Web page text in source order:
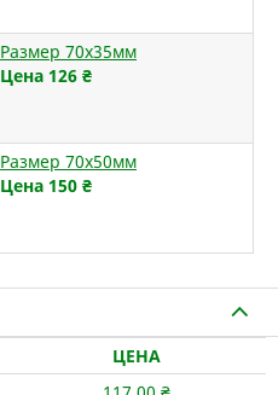
Размер 70х35мм
Цена 126 ₴
Размер 70х50мм
Цена 150 ₴
ЦЕНА